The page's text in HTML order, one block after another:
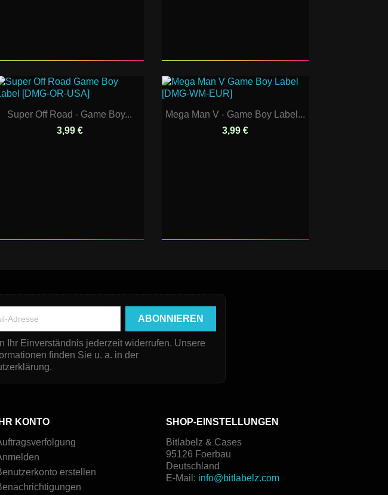
Super Off Road - Game Boy...
3,99 €
Mega Man V - Game Boy Label...
3,99 €
Ihr Einverständnis jederzeit widerrufen. Unsere
finden Sie u. a. in der
IHR KONTO
erstellen
SHOP-EINSTELLUNGEN
Bitlabelz & Cases
95126 Foerbau
Deutschland
E-Mail: info@bitlabelz.com